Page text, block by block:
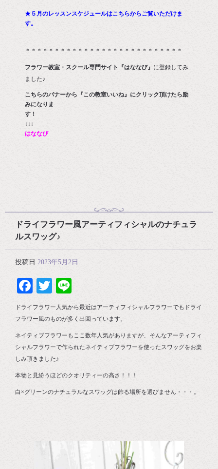
★５月のレッスンスケジュールはこちらからご覧いただけま
す。
＊＊＊＊＊＊＊＊＊＊＊＊＊＊＊＊＊＊＊＊＊＊＊＊＊＊＊
フラワー教室・スクール専門サイト『はななび』 に登録してみ
ました♪
こちらのバナーから『この教室いいね』にクリック頂けたら励
みになりま
す
↓↓↓
はななび
ドライフラワー風アーティフィシャルのナチュラ
ルスワッグ♪
投稿日 2023年5月2日
Facebook
Twitter
ドライフラワー人気から最近はアーティフィシャルフラワーでもドライ
フラワー風のものが多く出回っています。
ネイティブフラワーもここ数年人気がありますが、そんなアーティフィ
シャルフラワーで作られたネイティブフラワーを使ったスワッグをお楽
しみ頂きました♪
本物と見紛うほどのクオリティーの高さ！！！
白×グリーンのナチュラルなスワッグは飾る場所を選びません・・・。